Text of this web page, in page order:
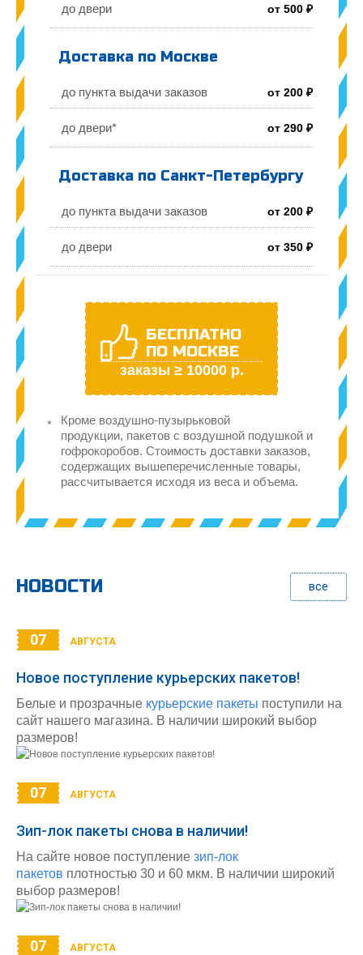
до двери от 500 ₽
Доставка по Москве
до пункта выдачи заказов от 200 ₽
до двери* от 290 ₽
Доставка по Санкт-Петербургу
до пункта выдачи заказов от 200 ₽
до двери от 350 ₽
БЕСПЛАТНО
ПО МОСКВЕ
заказы ≥ 10000 р.
Кроме воздушно-пузырьковой
продукции, пакетов с воздушной подушкой и
гофрокоробов. Стоимость доставки заказов,
содержащих вышеперечисленные товары,
рассчитывается исходя из веса и объема.
НОВОСТИ все
07 АВГУСТА
Новое поступление курьерских пакетов!
Белые и прозрачные курьерские пакеты поступили на
сайт нашего магазина. В наличии широкий выбор
размеров!
07 АВГУСТА
Зип-лок пакеты снова в наличии!
На сайте новое поступление зип-лок
пакетов плотностью 30 и 60 мкм. В наличии широкий
выбор размеров!
07 АВГУСТА